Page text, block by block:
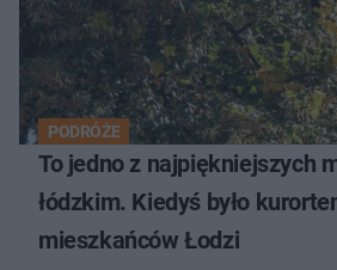
PODRÓŻE
To jedno z najpiękniejszych
łódzkim. Kiedyś było
mieszkańców Łodzi